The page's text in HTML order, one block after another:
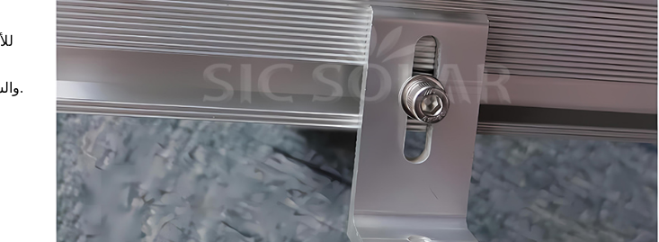
والشبه منحرفة والأسطح ذات اللحامات الدائمة، ويعمل كأساس متين لتركيبات الألواح الشمسية.